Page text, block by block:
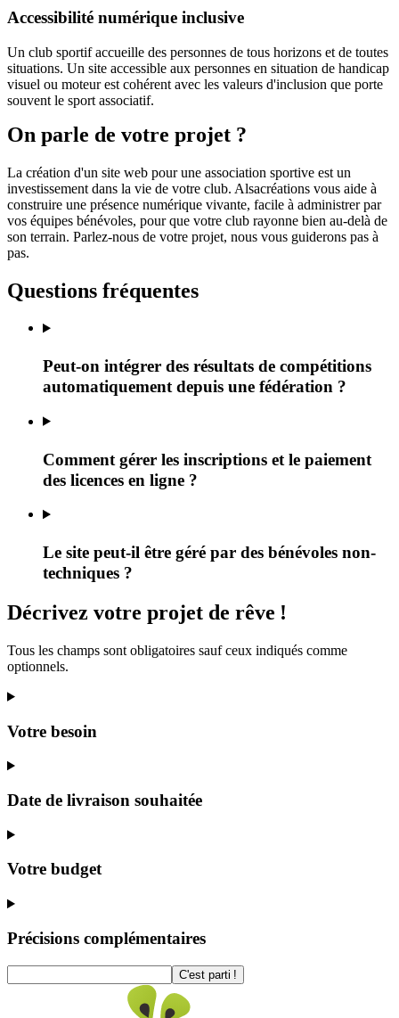
Accessibilité numérique inclusive
Un club sportif accueille des personnes de tous horizons et de toutes
situations. Un site accessible aux personnes en situation de handicap
visuel ou moteur est cohérent avec les valeurs d'inclusion que porte
souvent le sport associatif.
On parle de votre projet ?
La création d'un site web pour une association sportive est un
investissement dans la vie de votre club. Alsacréations vous aide à
construire une présence numérique vivante, facile à administrer par
vos équipes bénévoles, pour que votre club rayonne bien au-delà de
son terrain. Parlez-nous de votre projet, nous vous guiderons pas à
pas.
Questions fréquentes
Peut-on intégrer des résultats de compétitions
automatiquement depuis une fédération ?
Comment gérer les inscriptions et le paiement
des licences en ligne ?
Le site peut-il être géré par des bénévoles non-
techniques ?
Décrivez votre projet de rêve !
Tous les champs sont obligatoires sauf ceux indiqués comme
optionnels.
Votre besoin
Date de livraison souhaitée
Votre budget
Précisions complémentaires
C'est parti !